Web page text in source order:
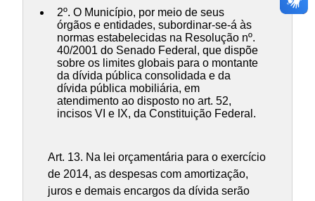
2º. O Município, por meio de seus
órgãos e entidades, subordinar-se-á às
normas estabelecidas na Resolução nº.
40/2001 do Senado Federal, que dispõe
sobre os limites globais para o montante
da dívida pública consolidada e da
dívida pública mobiliária, em
atendimento ao disposto no art. 52,
incisos VI e IX, da Constituição Federal.
Art. 13. Na lei orçamentária para o exercício
de 2014, as despesas com amortização,
juros e demais encargos da dívida serão